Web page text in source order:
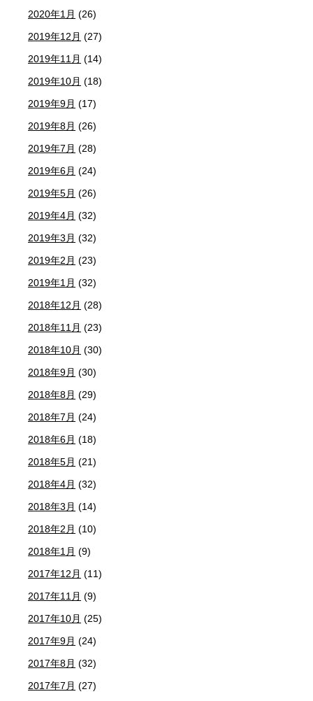
2020年1月 (26)
2019年12月 (27)
2019年11月 (14)
2019年10月 (18)
2019年9月 (17)
2019年8月 (26)
2019年7月 (28)
2019年6月 (24)
2019年5月 (26)
2019年4月 (32)
2019年3月 (32)
2019年2月 (23)
2019年1月 (32)
2018年12月 (28)
2018年11月 (23)
2018年10月 (30)
2018年9月 (30)
2018年8月 (29)
2018年7月 (24)
2018年6月 (18)
2018年5月 (21)
2018年4月 (32)
2018年3月 (14)
2018年2月 (10)
2018年1月 (9)
2017年12月 (11)
2017年11月 (9)
2017年10月 (25)
2017年9月 (24)
2017年8月 (32)
2017年7月 (27)